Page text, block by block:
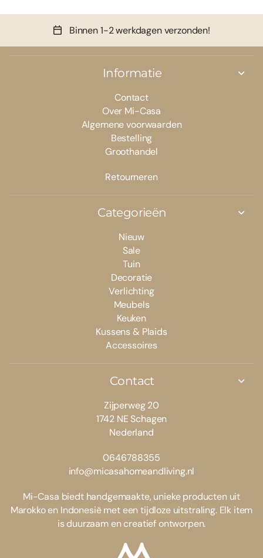
Binnen 1-2 werkdagen verzonden!
Informatie
Contact
Over Mi-Casa
Algemene voorwaarden
Bestelling
Groothandel
Retourneren
Categorieën
Nieuw
Sale
Tuin
Decoratie
Verlichting
Meubels
Keuken
Kussens & Plaids
Accessoires
Contact
Zijperweg 20
1742 NE Schagen
Nederland
0646788355
info@micasahomeandliving.nl
Mi-Casa biedt handgemaakte, unieke producten uit
Marokko en Indonesië met een tijdloze uitstraling. Elk item
is duurzaam en creatief ontworpen.